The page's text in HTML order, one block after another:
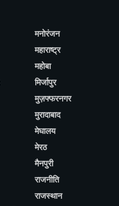
मनोरंजन
महाराष्ट्र
महोबा
मिर्जापुर
मुज़फ्फरनगर
मुरादाबाद
मेघालय
मेरठ
मैनपुरी
राजनीति
राजस्थान